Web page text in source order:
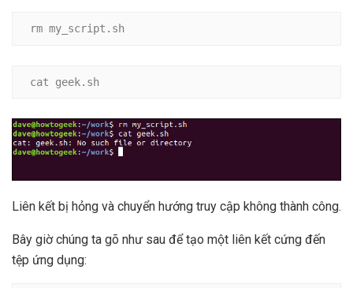
rm my_script.sh
cat geek.sh
Liên kết bị hỏng và chuyển hướng truy cập không thành công.
Bây giờ chúng ta gõ như sau để tạo một liên kết cứng đến
tệp ứng dụng: